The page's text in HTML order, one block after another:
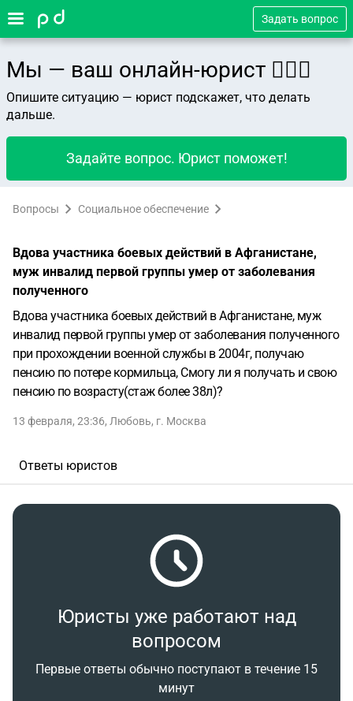
Задать вопрос
Мы — ваш онлайн-юрист 👨🏻‍⚖️
Опишите ситуацию — юрист подскажет, что делать
дальше.
Задайте вопрос. Юрист поможет!
Вопросы Социальное обеспечение
Вдова участника боевых действий в Афганистане,
муж инвалид первой группы умер от заболевания
полученного
Вдова участника боевых действий в Афганистане, муж
инвалид первой группы умер от заболевания полученного
при прохождении военной службы в 2004г, получаю
пенсию по потере кормильца, Смогу ли я получать и свою
пенсию по возрасту(стаж более 38л)?
13 февраля, 23:36, Любовь, г. Москва
Ответы юристов
Юристы уже работают над
вопросом
Первые ответы обычно поступают в течение 15
минут